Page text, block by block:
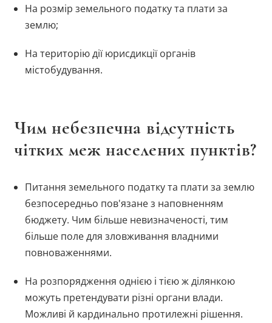
На розмір земельного податку та плати за
землю;
На територію дії юрисдикції органів
містобудування.
Чим небезпечна відсутність
чітких меж населених пунктів?
Питання земельного податку та плати за землю
безпосередньо пов'язане з наповненням
бюджету. Чим більше невизначеності, тим
більше поле для зловживання владними
повноваженнями.
На розпорядження однією і тією ж ділянкою
можуть претендувати різні органи влади.
Можливі й кардинально протилежні рішення.